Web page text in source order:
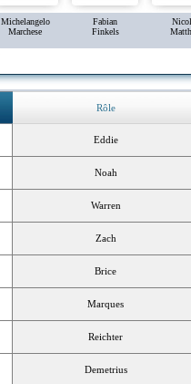
Michelangelo
Marchese
Fabian
Finkels
Rôle
Eddie
Noah
Warren
Zach
Brice
Marques
Reichter
Demetrius